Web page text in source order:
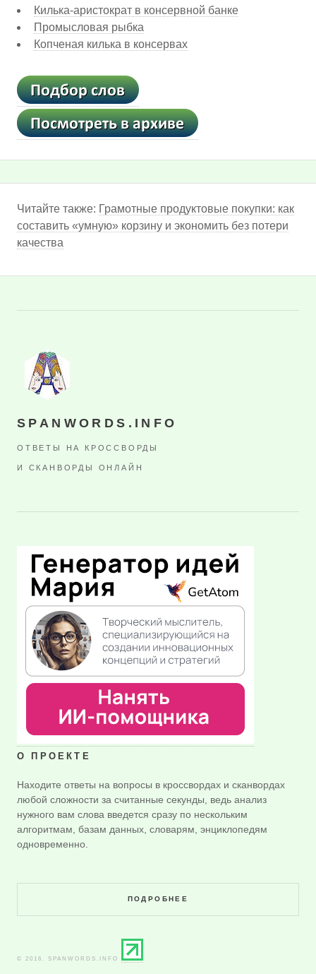
Килька-аристократ в консервной банке
Промысловая рыбка
Копченая килька в консервах
Читайте также: Грамотные продуктовые покупки: как
составить «умную» корзину и экономить без потери
качества
SPANWORDS.INFO
ОТВЕТЫ НА КРОССВОРДЫ
И СКАНВОРДЫ ОНЛАЙН
О ПРОЕКТЕ
Находите ответы на вопросы в кроссвордах и сканвордах
любой сложности за считанные секунды, ведь анализ
нужного вам слова введется сразу по нескольким
алгоритмам, базам данных, словарям, энциклопедям
одновременно.
ПОДРОБНЕЕ
© 2016. SPANWORDS.INFO